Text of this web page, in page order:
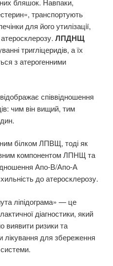
бляшок. Навпаки,
транспортують
для його утилізації,
ЛПДНЩ
тригліцеридів, а їх
з атерогенними
відображає співвідношення
чим він вищий, тим
білком ЛПВЩ, тоді як
компонентом ЛПНЩ та
Апо-В/Апо-А
до атеросклерозу.
ліпідограма» — це
діагностики, який
виявити ризики та
лікування для збереження